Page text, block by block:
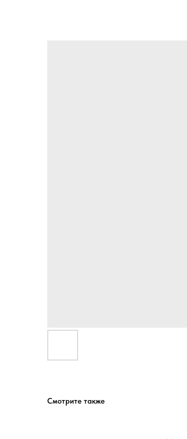
Смотрите также